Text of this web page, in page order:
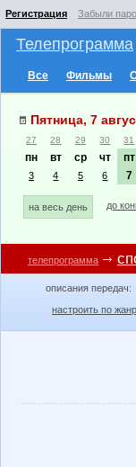
Регистрация Забыли
Телепрограмма
Все Фильмы
Пятница, 7
27 28 29 30 31
пн вт ср чт пт
3 4 5 6 7
на весь день до
телепрограмма
описания передач:
настроить по